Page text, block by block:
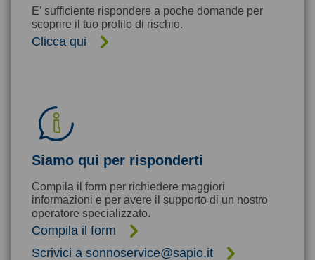
E’ sufficiente rispondere a poche domande per
scoprire il tuo profilo di rischio.
Clicca qui
Siamo qui per risponderti
Compila il form per richiedere maggiori
informazioni e per avere il supporto di un nostro
operatore specializzato.
Compila il form
Scrivici a sonnoservice@sapio.it